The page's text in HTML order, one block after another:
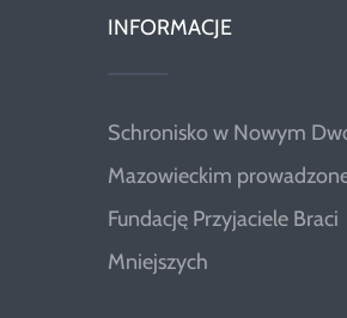
INFORMACJE
Schronisko w Nowym
Mazowieckim
Fundację Przyjaciele Braci
Mniejszych